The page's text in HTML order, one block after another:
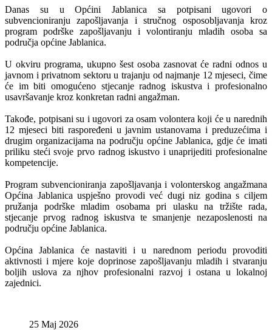
Danas su u Općini Jablanica sa potpisani ugovori o
subvencioniranju zapošljavanja i stručnog osposobljavanja kroz
program podrške zapošljavanju i volontiranju mladih osoba sa
područja općine Jablanica.
U okviru programa, ukupno šest osoba zasnovat će radni odnos u
javnom i privatnom sektoru u trajanju od najmanje 12 mjeseci, čime
će im biti omogućeno stjecanje radnog iskustva i profesionalno
usavršavanje kroz konkretan radni angažman.
Takođe, potpisani su i ugovori za osam volontera koji će u narednih
12 mjeseci biti raspoređeni u javnim ustanovama i preduzećima i
drugim organizacijama na području općine Jablanica, gdje će imati
priliku steći svoje prvo radnog iskustvo i unaprijediti profesionalne
kompetencije.
Program subvencioniranja zapošljavanja i volonterskog angažmana
Općina Jablanica uspješno provodi već dugi niz godina s ciljem
pružanja podrške mladim osobama pri ulasku na tržište rada,
stjecanje prvog radnog iskustva te smanjenje nezaposlenosti na
području općine Jablanica.
Općina Jablanica će nastaviti i u narednom periodu provoditi
aktivnosti i mjere koje doprinose zapošljavanju mladih i stvaranju
boljih uslova za njhov profesionalni razvoj i ostana u lokalnoj
zajednici.
25 Maj 2026